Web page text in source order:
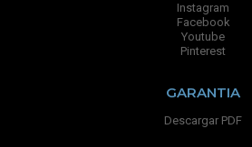
Instagram
Facebook
Youtube
Pinterest
GARANTIA
Descargar PDF